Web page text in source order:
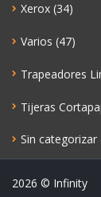
Xerox (34)
Varios (47)
Trapeadores
Tijeras
Sin categorizar
2026 © Infinity